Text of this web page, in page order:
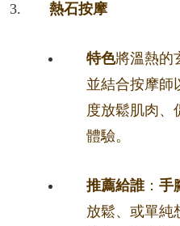
熱石按摩
特色將溫熱的
並結合按摩師
度放鬆肌肉、
體驗。
推薦給誰： 手
放鬆、或單純